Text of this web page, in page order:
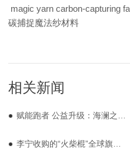
magic yarn carbon-capturing
碳捕捉魔法纱材料
相关新闻
赋能跑者 公益升级：海澜之家×阿迪达斯共筑“体育+”生态
李宁收购的“火柴棍”全球旗舰店落地上海